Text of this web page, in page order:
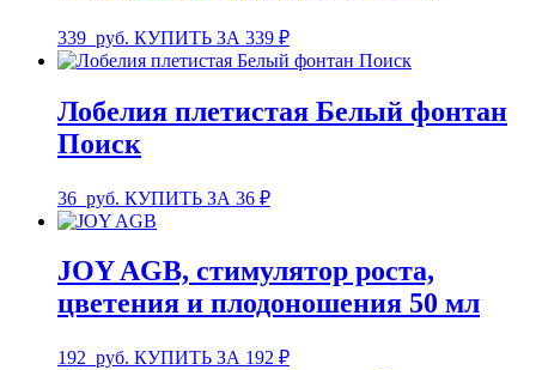
339 руб. КУПИТЬ ЗА 339 ₽
Лобелия плетистая Белый фонтан
Поиск
36 руб. КУПИТЬ ЗА 36 ₽
JOY AGB, стимулятор роста,
цветения и плодоношения 50 мл
192 руб. КУПИТЬ ЗА 192 ₽